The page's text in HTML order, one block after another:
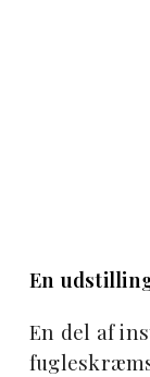
En
En del af